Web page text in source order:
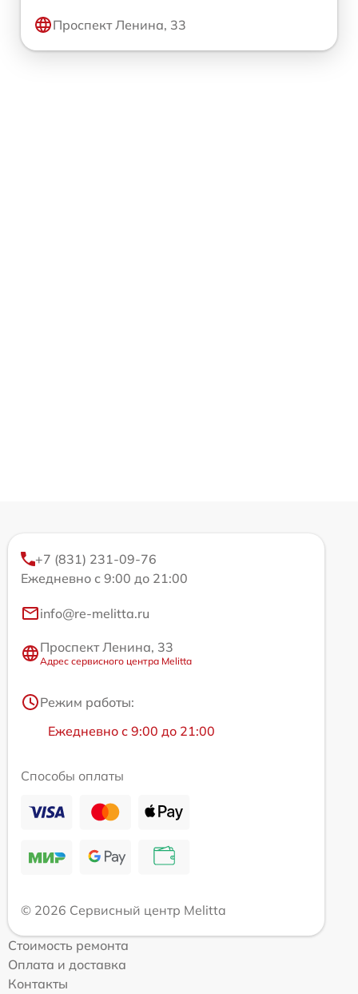
Проспект Ленина, 33
+7 (831) 231-09-76
Ежедневно с 9:00 до 21:00
info@re-melitta.ru
Проспект Ленина, 33
Адрес сервисного центра Melitta
Режим работы:
Ежедневно с 9:00 до 21:00
Способы оплаты
© 2026 Сервисный центр Melitta
Стоимость ремонта
Оплата и доставка
Контакты